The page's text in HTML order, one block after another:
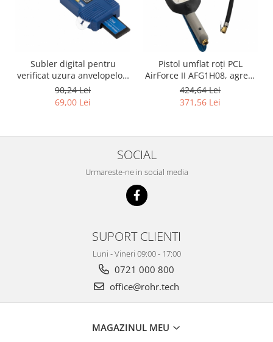
Subler digital pentru
verificat uzura anvelopelor,
PCL DTDG1D04, afisaj LCD
mare, comutare mm/inch si
fractie 1/64 inch
90,24 Lei
69,00 Lei
Pistol umflat roți PCL
AirForce II AFG1H08, agreat
RAR, certificat etalonare, 0–
12 bar
424,64 Lei
371,56 Lei
SOCIAL
Urmareste-ne in social media
SUPORT CLIENTI
Luni - Vineri 09:00 - 17:00
0721 000 800
office@rohr.tech
MAGAZINUL MEU